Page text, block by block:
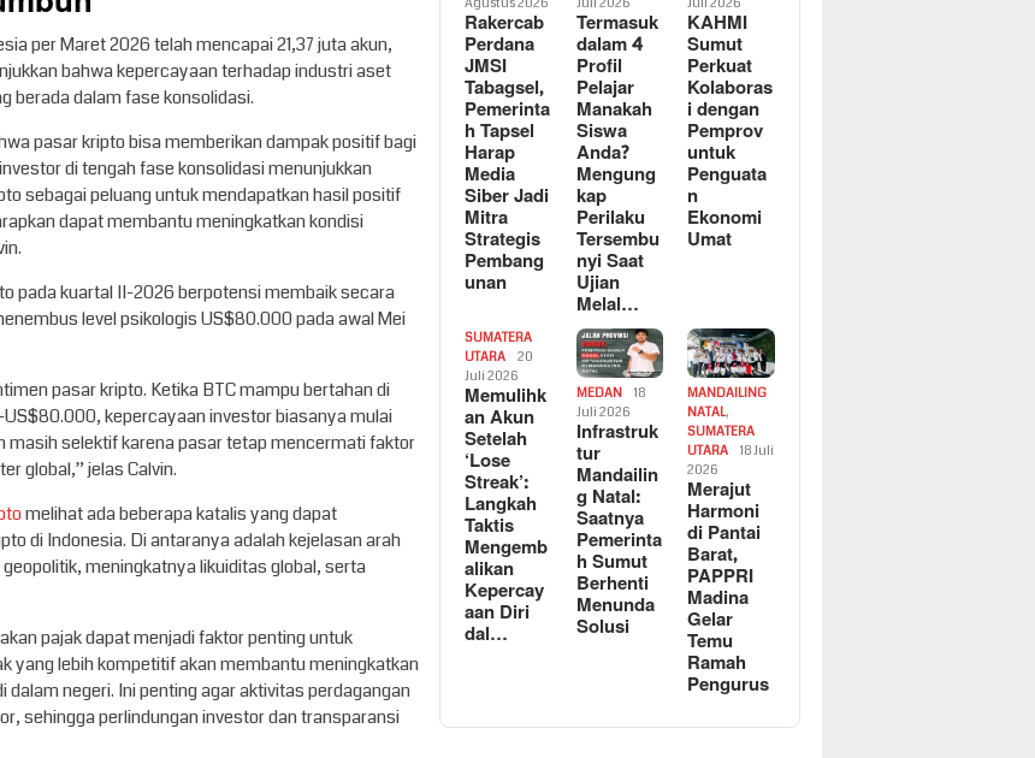
per Maret 2026 telah mencapai 21,37 juta akun,
bahwa kepercayaan terhadap industri aset
berada dalam fase konsolidasi.
pasar kripto bisa memberikan dampak positif bagi
di tengah fase konsolidasi menunjukkan
sebagai peluang untuk mendapatkan hasil positif
dapat membantu meningkatkan kondisi
pada kuartal II-2026 berpotensi membaik secara
level psikologis US$80.000 pada awal Mei
pasar kripto. Ketika BTC mampu bertahan di
kepercayaan investor biasanya mulai
masih selektif karena pasar tetap mencermati faktor
global,” jelas Calvin.
melihat ada beberapa katalis yang dapat
di Indonesia. Di antaranya adalah kejelasan arah
meningkatnya likuiditas global, serta
pajak dapat menjadi faktor penting untuk
yang lebih kompetitif akan membantu meningkatkan
negeri. Ini penting agar aktivitas perdagangan
sehingga perlindungan investor dan transparansi
Rakercab
Perdana
JMSI
Tabagsel,
Pemerinta
h Tapsel
Harap
Media
Siber Jadi
Mitra
Strategis
Pembang
unan
Termasuk
dalam 4
Profil
Pelajar
Manakah
Siswa
Anda?
Mengung
kap
Perilaku
Tersembu
nyi Saat
Ujian
Melal…
KAHMI
Sumut
Perkuat
Kolaboras
i dengan
Pemprov
untuk
Penguata
n
Ekonomi
Umat
SUMATERA
UTARA
20
Juli 2026
Memulihk
an Akun
Setelah
‘Lose
Streak’:
Langkah
Taktis
Mengemb
alikan
Kepercay
aan Diri
dal…
MEDAN
18
Juli 2026
Infrastruk
tur
Mandailin
g Natal:
Saatnya
Pemerinta
h Sumut
Berhenti
Menunda
Solusi
MANDAILING
NATAL,
SUMATERA
UTARA
18 Juli
2026
Merajut
Harmoni
di Pantai
Barat,
PAPPRI
Madina
Gelar
Temu
Ramah
Pengurus